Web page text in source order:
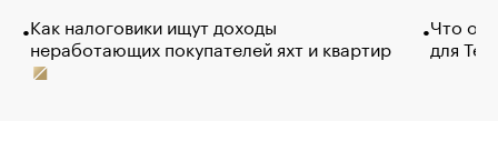
Как налоговики ищут доходы
неработающих покупателей яхт и квартир
Что
для